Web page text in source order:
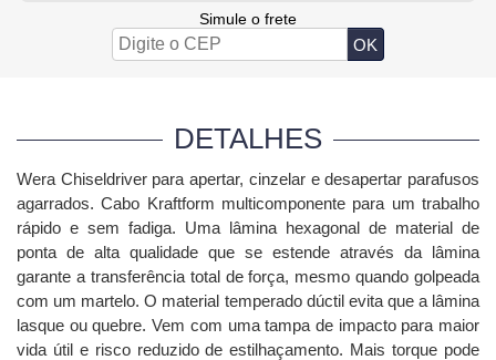
Simule o frete
DETALHES
Wera Chiseldriver para apertar, cinzelar e desapertar parafusos
agarrados. Cabo Kraftform multicomponente para um trabalho
rápido e sem fadiga. Uma lâmina hexagonal de material de
ponta de alta qualidade que se estende através da lâmina
garante a transferência total de força, mesmo quando golpeada
com um martelo. O material temperado dúctil evita que a lâmina
lasque ou quebre. Vem com uma tampa de impacto para maior
vida útil e risco reduzido de estilhaçamento. Mais torque pode